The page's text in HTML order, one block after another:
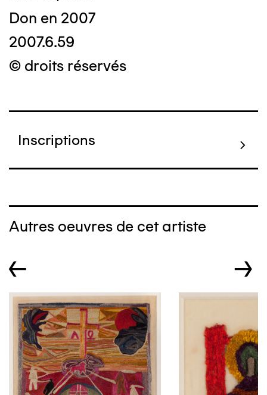
Don en 2007
2007.6.59
© droits réservés
Inscriptions
Autres oeuvres de cet artiste
← →